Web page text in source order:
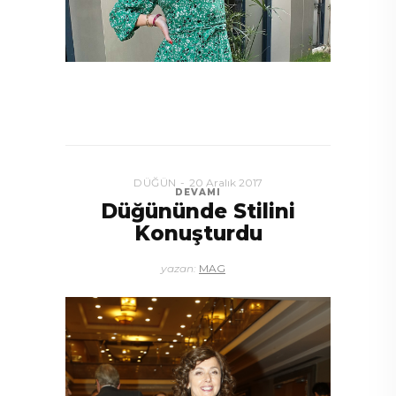
DEVAMI
DÜĞÜN 20 Aralık 2017
Düğününde Stilini
Konuşturdu
yazan: MAG